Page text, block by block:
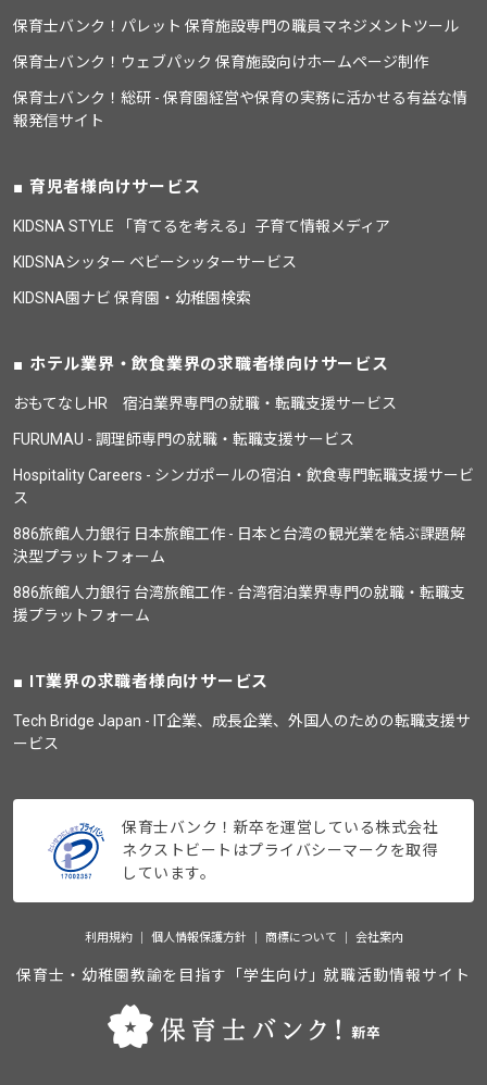
保育士バンク！パレット 保育施設専門の職員マネジメントツール
保育士バンク！ウェブパック 保育施設向けホームページ制作
保育士バンク！総研 - 保育園経営や保育の実務に活かせる有益な情
報発信サイト
育児者様向けサービス
KIDSNA STYLE 「育てるを考える」子育て情報メディア
KIDSNAシッター ベビーシッターサービス
KIDSNA園ナビ 保育園・幼稚園検索
ホテル業界・飲食業界の求職者様向けサービス
おもてなしHR 宿泊業界専門の就職・転職支援サービス
FURUMAU - 調理師専門の就職・転職支援サービス
Hospitality Careers - シンガポールの宿泊・飲食専門転職支援サービ
ス
886旅館人力銀行 日本旅館工作 - 日本と台湾の観光業を結ぶ課題解
決型プラットフォーム
886旅館人力銀行 台湾旅館工作 - 台湾宿泊業界専門の就職・転職支
援プラットフォーム
IT業界の求職者様向けサービス
Tech Bridge Japan - IT企業、成長企業、外国人のための転職支援サ
ービス
保育士バンク！新卒を運営している株式会社
ネクストビートはプライバシーマークを取得
しています。
利用規約 個人情報保護方針 商標について 会社案内
保育士・幼稚園教諭を目指す「学生向け」就職活動情報サイト